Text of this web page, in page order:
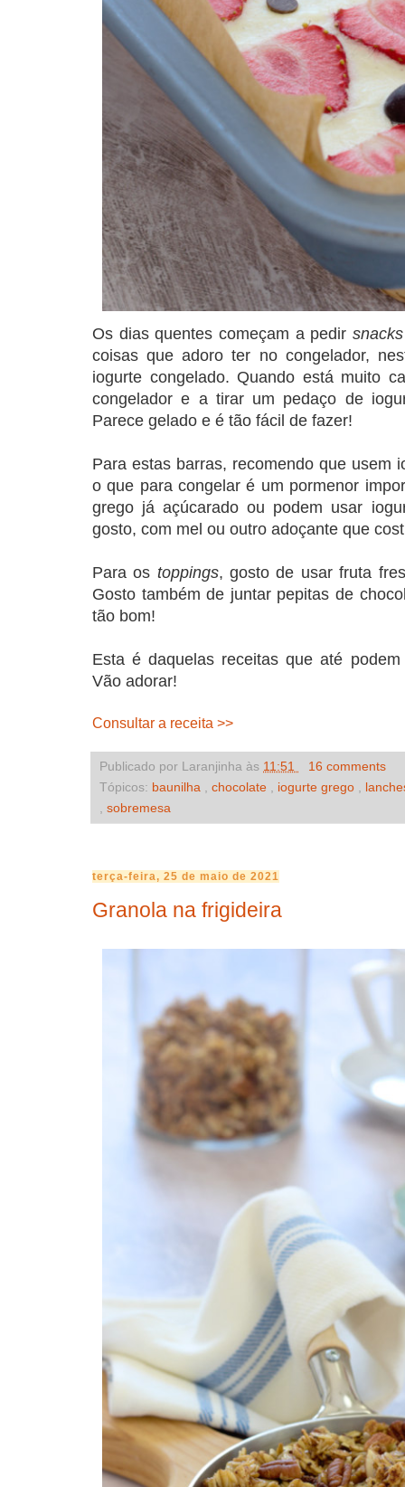
Os dias quentes começam a pedir snacks
coisas que adoro ter no congelador,
iogurte congelado. Quando está muito
congelador e a tirar um pedaço de
Parece gelado e é tão fácil de fazer!
Para estas barras, recomendo que usem
o que para congelar é um pormenor
grego já açúcarado ou podem usar
gosto, com mel ou outro adoçante que
Para os toppings, gosto de usar fruta
Gosto também de juntar pepitas de
tão bom!
Esta é daquelas receitas que até
Vão adorar!
Consultar a receita >>
Publicado por Laranjinha às 11:51
16 comments
Tópicos: baunilha chocolate iogurte grego
sobremesa
terça-feira, 25 de maio de 2021
Granola na frigideira